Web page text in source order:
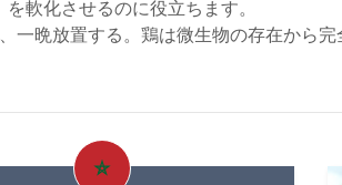
軟化させるのに役立ちます。
一晩放置する。鶏は微生物の存在から